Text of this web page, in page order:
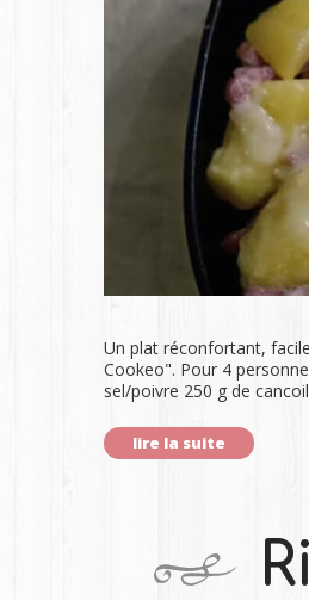
Un plat réconfortant,
Cookeo". Pour 4
sel/poivre 250 g de
lire la suite